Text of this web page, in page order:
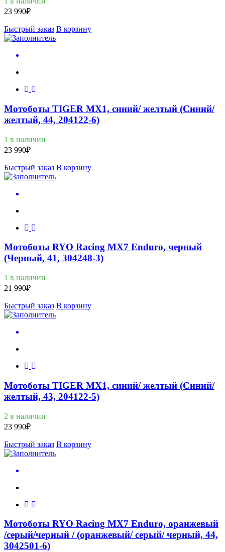
23 990₽
Быстрый заказ В корзину
Мотоботы TIGER MX1, синий/ желтый (Синий/
желтый, 44, 204122-6)
1 в наличии
23 990₽
Быстрый заказ В корзину
Мотоботы RYO Racing MX7 Enduro, черный
(Черный, 41, 304248-3)
1 в наличии
21 990₽
Быстрый заказ В корзину
Мотоботы TIGER MX1, синий/ желтый (Синий/
желтый, 43, 204122-5)
2 в наличии
23 990₽
Быстрый заказ В корзину
Мотоботы RYO Racing MX7 Enduro, оранжевый
/серый/черный / (оранжевый/ серый/ черный, 44,
3042501-6)